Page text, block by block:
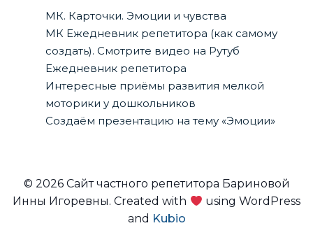
МК. Карточки. Эмоции и чувства
МК Ежедневник репетитора (как самому
создать). Смотрите видео на Рутуб
Ежедневник репетитора
Интересные приёмы развития мелкой
моторики у дошкольников
Создаём презентацию на тему «Эмоции»
© 2026 Сайт частного репетитора Бариновой
Инны Игоревны. Created with
using WordPress
and Kubio